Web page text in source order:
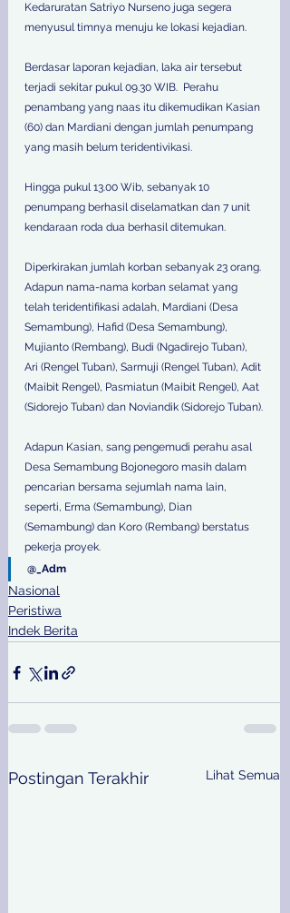
Kedaruratan Satriyo Nurseno juga segera
menyusul timnya menuju ke lokasi kejadian.
Berdasar laporan kejadian, laka air tersebut
terjadi sekitar pukul 09.30 WIB.  Perahu
penambang yang naas itu dikemudikan Kasian
(60) dan Mardiani dengan jumlah penumpang
yang masih belum teridentivikasi.
Hingga pukul 13.00 Wib, sebanyak 10
penumpang berhasil diselamatkan dan 7 unit
kendaraan roda dua berhasil ditemukan.
Diperkirakan jumlah korban sebanyak 23 orang.
Adapun nama-nama korban selamat yang
telah teridentifikasi adalah, Mardiani (Desa
Semambung), Hafid (Desa Semambung),
Mujianto (Rembang), Budi (Ngadirejo Tuban),
Ari (Rengel Tuban), Sarmuji (Rengel Tuban), Adit
(Maibit Rengel), Pasmiatun (Maibit Rengel), Aat
(Sidorejo Tuban) dan Noviandik (Sidorejo Tuban).
Adapun Kasian, sang pengemudi perahu asal
Desa Semambung Bojonegoro masih dalam
pencarian bersama sejumlah nama lain,
seperti, Erma (Semambung), Dian
(Semambung) dan Koro (Rembang) berstatus
pekerja proyek.
@_Adm
Nasional
Peristiwa
Indek Berita
Postingan Terakhir Lihat Semua